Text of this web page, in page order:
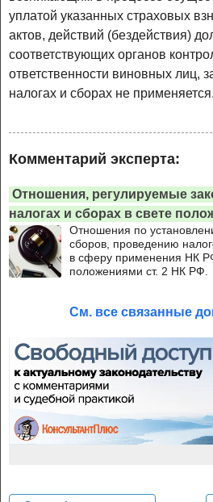
уплатой указанных страховых
актов, действий (бездействия)
соответствующих органов
ответственности виновных лиц,
налогах и сборах не применяется.
Комментарий эксперта:
Отношения, регулируемые
налогах и сборах в свете
Отношения по
сборов, проведению
в сферу применения НК
положениями ст. 2 НК РФ.
См. все связанные